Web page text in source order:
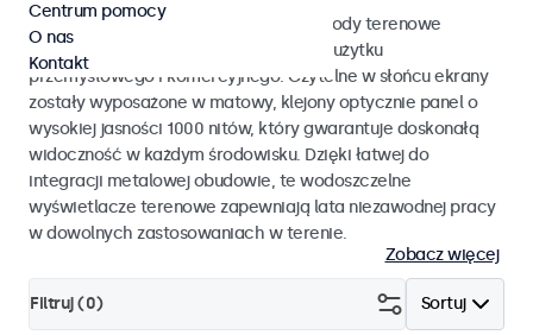
Poznaj nasze odporne na działanie pogody terenowe
monitory dotykowe przystosowane do użytku
przemysłowego i komercyjnego. Czytelne w słońcu ekrany
zostały wyposażone w matowy, klejony optycznie panel o
wysokiej jasności 1000 nitów, który gwarantuje doskonałą
widoczność w każdym środowisku. Dzięki łatwej do
integracji metalowej obudowie, te wodoszczelne
wyświetlacze terenowe zapewniają lata niezawodnej pracy
w dowolnych zastosowaniach w terenie.
Zobacz więcej
Sortuj
Filtruj (0)
Centrum pomocy
O nas
Kontakt